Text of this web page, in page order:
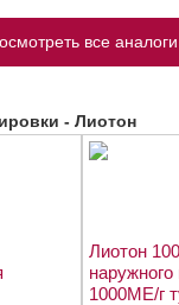
все аналоги
- Лиотон
Лиотон
1000МЕ/г